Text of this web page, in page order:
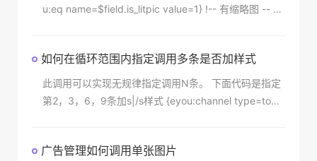
u:eq name=$field.is_litpic value=1} !-- 有缩略图 -- di
target=_blank title={$fie
如何在循环范围内指定调用多条是否加样式
此调用可以实现无规律指定调用N条。 下面代码是指定
第2，3，6，9条加s|/s样式 {eyou:channel type=top r
2,3,6,9 ty
广告管理如何调用单张图片